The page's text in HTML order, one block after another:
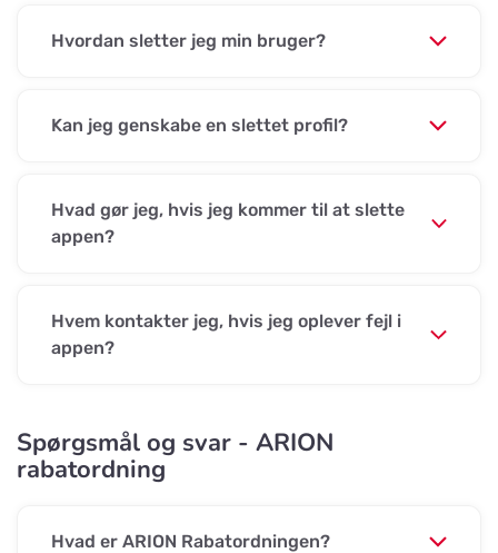
Hvordan sletter jeg min bruger?
Kan jeg genskabe en slettet profil?
Hvad gør jeg, hvis jeg kommer til at slette
appen?
Hvem kontakter jeg, hvis jeg oplever fejl i
appen?
Spørgsmål og svar - ARION
rabatordning
Hvad er ARION Rabatordningen?